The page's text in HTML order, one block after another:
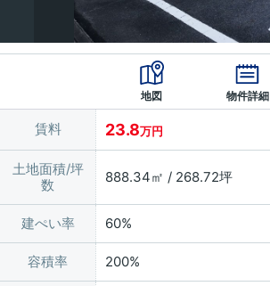
地図 物件詳細
賃料 23.8万円
土地面積/坪
数
888.34㎡ / 268.72坪
建ぺい率 60%
容積率 200%